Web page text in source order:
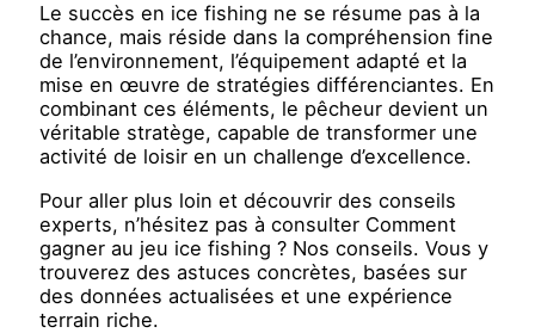
Le succès en ice fishing ne se résume pas à la
chance, mais réside dans la compréhension fine
de l’environnement, l’équipement adapté et la
mise en œuvre de stratégies différenciantes. En
combinant ces éléments, le pêcheur devient un
véritable stratège, capable de transformer une
activité de loisir en un challenge d’excellence.
Pour aller plus loin et découvrir des conseils
experts, n’hésitez pas à consulter Comment
gagner au jeu ice fishing ? Nos conseils. Vous y
trouverez des astuces concrètes, basées sur
des données actualisées et une expérience
terrain riche.